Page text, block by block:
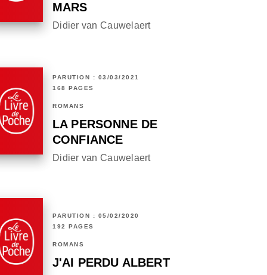
MARS
Didier van Cauwelaert
PARUTION : 03/03/2021
168 PAGES
ROMANS
LA PERSONNE DE
CONFIANCE
Didier van Cauwelaert
PARUTION : 05/02/2020
192 PAGES
ROMANS
J'AI PERDU ALBERT